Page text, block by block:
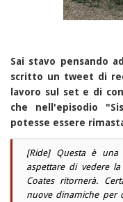
Sai stavo pensando
scritto un tweet di
lavoro sul set e di
che nell'episodio
potesse essere
[Ride] Questa è
aspettare di vedere
Coates ritornerà.
nuove dinamiche per